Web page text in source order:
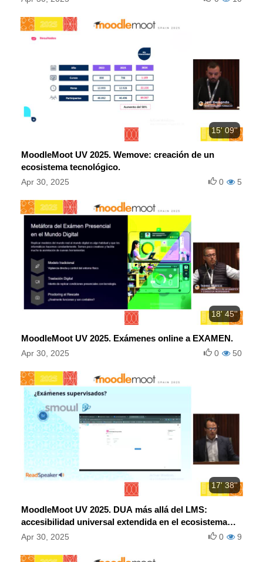
15' 09''
MoodleMoot UV 2025. Wemove: creación de un
ecosistema tecnológico.
Apr 30, 2025 5
0
18' 45''
MoodleMoot UV 2025. Exámenes online a EXAMEN.
Apr 30, 2025 50
0
17' 38''
MoodleMoot UV 2025. DUA más allá del LMS:
accesibilidad universal extendida en el ecosistema
Moodle.
Apr 30, 2025 9
0